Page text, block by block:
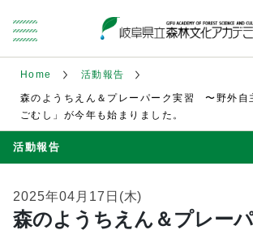
Home 活動報告
森のようちえん＆プレーパーク実習 〜野外自
ごむし」が今年も始まりました。
活動報告
2025年04月17日(木)
森のようちえん＆プレー